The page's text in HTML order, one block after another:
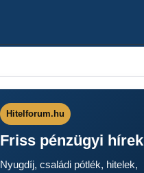
Hitelforum.hu
Friss pénzügyi hírek
Nyugdíj, családi pótlék, hitelek,